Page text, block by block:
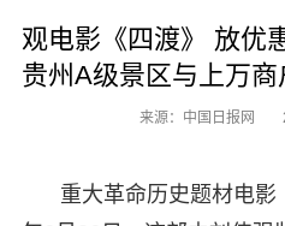
观电影《四渡》 放优
贵州A级景区与上万商
来源：中国日报网
重大革命历史题材电